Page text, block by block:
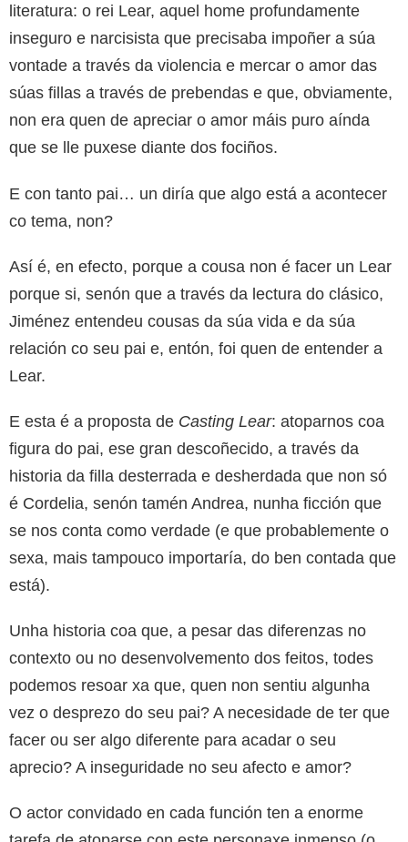
literatura: o rei Lear, aquel home profundamente
inseguro e narcisista que precisaba impoñer a súa
vontade a través da violencia e mercar o amor das
súas fillas a través de prebendas e que, obviamente,
non era quen de apreciar o amor máis puro aínda
que se lle puxese diante dos fociños.
E con tanto pai… un diría que algo está a acontecer
co tema, non?
Así é, en efecto, porque a cousa non é facer un Lear
porque si, senón que a través da lectura do clásico,
Jiménez entendeu cousas da súa vida e da súa
relación co seu pai e, entón, foi quen de entender a
Lear.
E esta é a proposta de Casting Lear: atoparnos coa
figura do pai, ese gran descoñecido, a través da
historia da filla desterrada e desherdada que non só
é Cordelia, senón tamén Andrea, nunha ficción que
se nos conta como verdade (e que probablemente o
sexa, mais tampouco importaría, do ben contada que
está).
Unha historia coa que, a pesar das diferenzas no
contexto ou no desenvolvemento dos feitos, todes
podemos resoar xa que, quen non sentiu algunha
vez o desprezo do seu pai? A necesidade de ter que
facer ou ser algo diferente para acadar o seu
aprecio? A inseguridade no seu afecto e amor?
O actor convidado en cada función ten a enorme